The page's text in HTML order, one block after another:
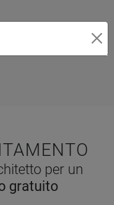
per un
gratuito